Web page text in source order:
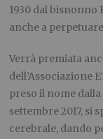
1930 dal
anche a
Verrà premiata
dell’Associazione
preso il nome
settembre 2017, si
cerebrale, dando